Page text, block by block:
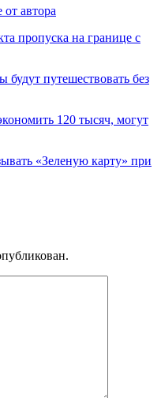
автора
пропуска на границе с
будут путешествовать без
120 тысяч, могут
«Зеленую карту» при